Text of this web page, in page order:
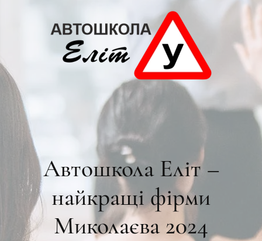
Автошкола Еліт –
найкращі фірми
Миколаєва 2024